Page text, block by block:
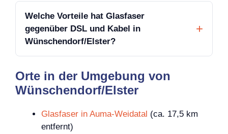
Welche Vorteile hat Glasfaser
gegenüber DSL und Kabel in
Wünschendorf/Elster?
Orte in der Umgebung von
Wünschendorf/Elster
Glasfaser in Auma-Weidatal (ca. 17,5 km
entfernt)